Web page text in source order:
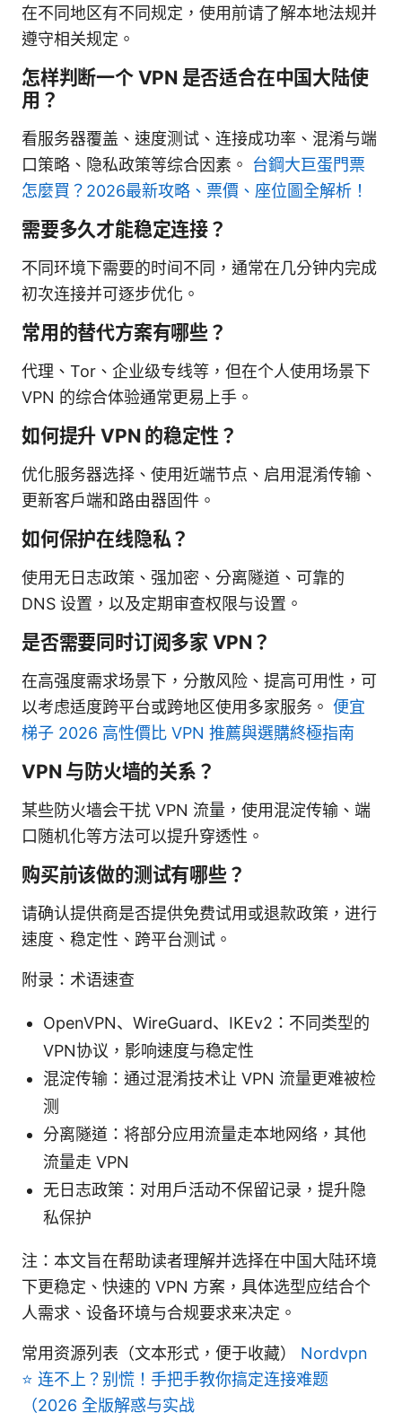
在不同地区有不同规定，使用前请了解本地法规并
遵守相关规定。
怎样判断一个 VPN 是否适合在中国大陆使
用？
看服务器覆盖、速度测试、连接成功率、混淆与端
口策略、隐私政策等综合因素。 台鋼大巨蛋門票
怎麼買？2026最新攻略、票價、座位圖全解析！
需要多久才能稳定连接？
不同环境下需要的时间不同，通常在几分钟内完成
初次连接并可逐步优化。
常用的替代方案有哪些？
代理、Tor、企业级专线等，但在个人使用场景下
VPN 的综合体验通常更易上手。
如何提升 VPN 的稳定性？
优化服务器选择、使用近端节点、启用混淆传输、
更新客户端和路由器固件。
如何保护在线隐私？
使用无日志政策、强加密、分离隧道、可靠的
DNS 设置，以及定期审查权限与设置。
是否需要同时订阅多家 VPN？
在高强度需求场景下，分散风险、提高可用性，可
以考虑适度跨平台或跨地区使用多家服务。 便宜
梯子 2026 高性價比 VPN 推薦與選購終極指南
VPN 与防火墙的关系？
某些防火墙会干扰 VPN 流量，使用混淀传输、端
口随机化等方法可以提升穿透性。
购买前该做的测试有哪些？
请确认提供商是否提供免费试用或退款政策，进行
速度、稳定性、跨平台测试。
附录：术语速查
OpenVPN、WireGuard、IKEv2：不同类型的
VPN协议，影响速度与稳定性
混淀传输：通过混淆技术让 VPN 流量更难被检
测
分离隧道：将部分应用流量走本地网络，其他
流量走 VPN
无日志政策：对用户活动不保留记录，提升隐
私保护
注：本文旨在帮助读者理解并选择在中国大陆环境
下更稳定、快速的 VPN 方案，具体选型应结合个
人需求、设备环境与合规要求来决定。
常用资源列表（文本形式，便于收藏） Nordvpn
⭐ 连不上？别慌！手把手教你搞定连接难题
（2026 全版解惑与实战